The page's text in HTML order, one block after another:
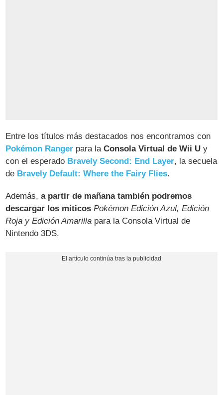
Entre los títulos más destacados nos encontramos con
Pokémon Ranger para laConsola Virtual de Wii U y
con el esperado Bravely Second: End Layer, la secuela
de Bravely Default: Where the Fairy Flies.
Además,a partir de mañana también podremos
descargar los míticos Pokémon Edición Azul, Edición
Roja y Edición Amarilla para la Consola Virtual de
Nintendo 3DS.